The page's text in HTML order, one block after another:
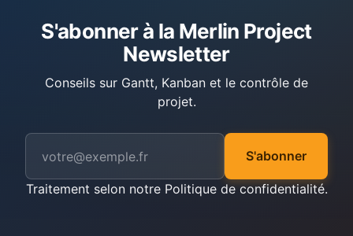
S'abonner à la Merlin Project
Newsletter
Conseils sur Gantt, Kanban et le contrôle de
projet.
S'abonner
Traitement selon notre Politique de confidentialité.